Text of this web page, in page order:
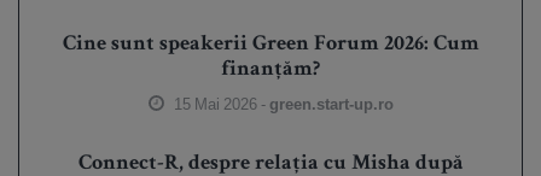
Cine sunt speakerii Green Forum 2026: Cum
finanțăm?
15 Mai 2026 - green.start-up.ro
Connect-R, despre relația cu Misha după